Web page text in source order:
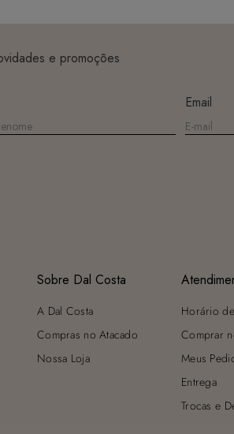
sombra e
Para cores
dicas acima
e promoções
Email
Sobre Dal Costa
A Dal Costa
Compras no Atacado
Nossa Loja
Horário
Comprar
Meus
Entrega
Trocas e